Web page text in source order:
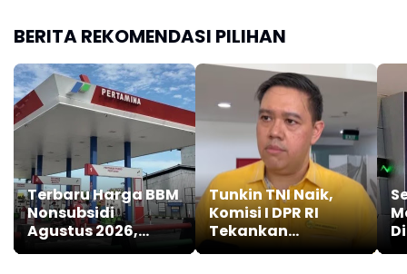
BERITA REKOMENDASI PILIHAN
Terbaru Harga BBM
Nonsubsidi
Agustus 2026,
Diantaranya
Tunkin TNI Naik,
Komisi I DPR RI
Tekankan
Pentingnya Insentif